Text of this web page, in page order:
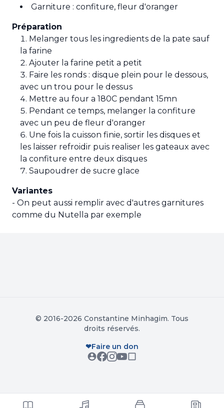
Garniture : confiture, fleur d'oranger
Préparation
Melanger tous les ingredients de la pate sauf
la farine
Ajouter la farine petit a petit
Faire les ronds : disque plein pour le dessous,
avec un trou pour le dessus
Mettre au four a 180C pendant 15mn
Pendant ce temps, melanger la confiture
avec un peu de fleur d'oranger
Une fois la cuisson finie, sortir les disques et
les laisser refroidir puis realiser les gateaux avec
la confiture entre deux disques
Saupoudrer de sucre glace
Variantes
- On peut aussi remplir avec d'autres garnitures
comme du Nutella par exemple
© 2016-2026 Constantine Minhagim. Tous
droits réservés.
❤Faire un don